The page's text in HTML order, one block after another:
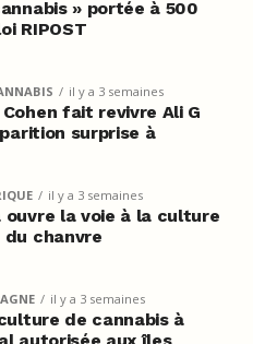
» portée à 500
RIPOST
il y a 3 semaines
fait revivre Ali G
surprise à
il y a 3 semaines
ouvre la voie à la culture
chanvre
il y a 3 semaines
de cannabis à